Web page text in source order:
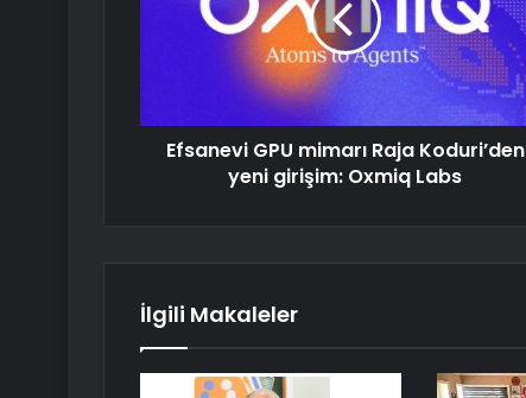
Efsanevi GPU mimarı Raja Koduri’den
yeni girişim: Oxmiq Labs
İlgili Makaleler